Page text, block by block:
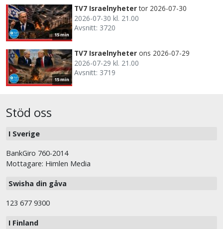
15 min
TV7 Israelnyheter tor 2026-07-30
2026-07-30 kl. 21.00
Avsnitt: 3720
15 min
TV7 Israelnyheter ons 2026-07-29
2026-07-29 kl. 21.00
Avsnitt: 3719
Stöd oss
I Sverige
BankGiro 760-2014
Mottagare: Himlen Media
Swisha din gåva
123 677 9300
I Finland